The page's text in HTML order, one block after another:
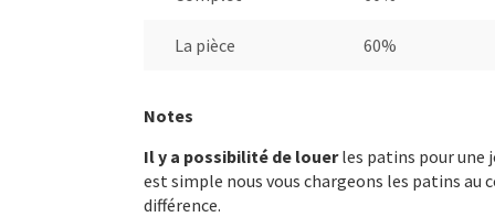
La pièce 60%
Notes
Il y a possibilité de louerles patins pour une
est simple nous vous chargeons les patins
différence.